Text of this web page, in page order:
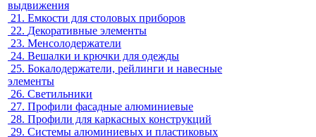
выдвижения
21. Емкости для столовых приборов
22. Декоративные элементы
23. Менсолодержатели
24. Вешалки и крючки для одежды
25. Бокалодержатели, рейлинги и навесные
элементы
26. Светильники
27. Профили фасадные алюминиевые
28. Профили для каркасных конструкций
29. Системы алюминиевых и пластиковых